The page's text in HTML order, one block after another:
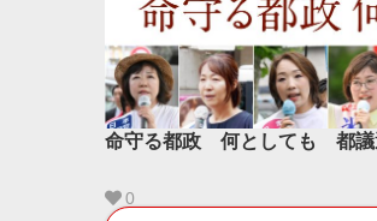
命守る都政 何としても 都議
0